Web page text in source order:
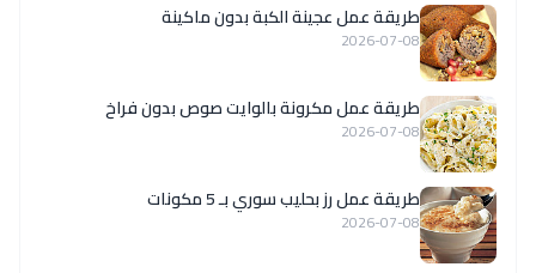
طريقة عمل عجينة الكبة بدون ماكينة
2026-07-08
طريقة عمل مكرونة بالوايت صوص بدون فراخ
2026-07-08
طريقة عمل رز بحليب سوري بـ 5 مكونات
2026-07-08